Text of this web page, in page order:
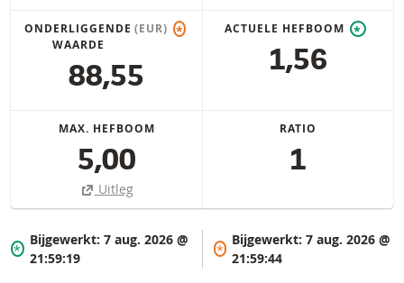
ONDERLIGGENDE
WAARDE
(EUR) *
88,55
ACTUELE HEFBOOM *
1,56
MAX. HEFBOOM
5,00
Uitleg
RATIO
1
*
Bijgewerkt: 7 aug. 2026 @
21:59:19
*
Bijgewerkt:7 aug. 2026 @
21:59:44